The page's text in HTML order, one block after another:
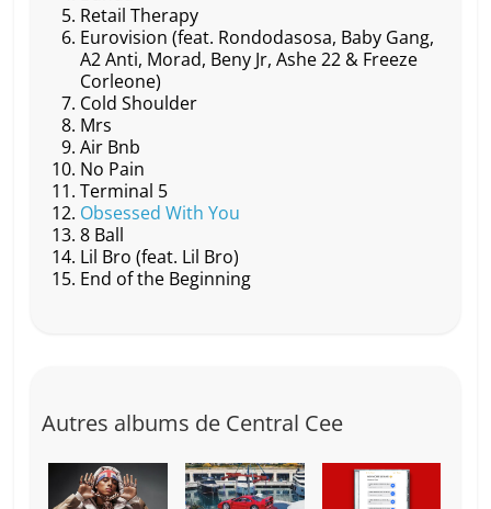
o
k
at p k
Retail Therapy
Eurovision (feat. Rondodasosa, Baby Gang,
A2 Anti, Morad, Beny Jr, Ashe 22 & Freeze
Corleone)
Cold Shoulder
Mrs
Air Bnb
No Pain
Terminal 5
Obsessed With You
8 Ball
Lil Bro (feat. Lil Bro)
End of the Beginning
Autres albums de Central Cee